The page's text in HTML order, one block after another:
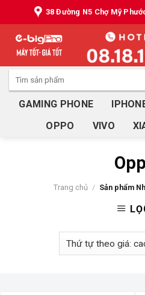
to
content
38 Đường N5 Chợ Mỹ
GAMING PHONE
OPPO
VIVO
Trang chủ / Sản phẩm